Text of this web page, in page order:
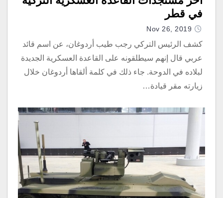
في قطر
Nov 26, 2019
كشف الرئيس التركي رجب طيب أردوغان، عن اسم قائد
عربي قال إنهم سيطلقونه على القاعدة العسكرية الجديدة
لبلاده في الدوحة. جاء ذلك في كلمة ألقاها أردوغان خلال
زيارته مقر قيادة…